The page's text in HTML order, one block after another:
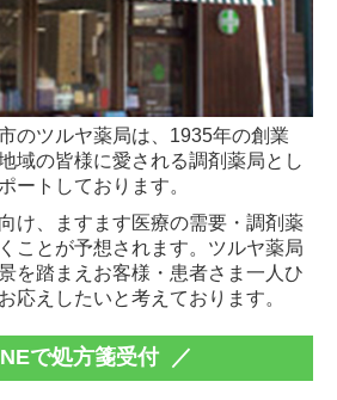
のツルヤ薬局は、1935年の創業
域の皆様に愛される調剤薬局とし
ートしております。
け、ますます医療の需要・調剤薬
ことが予想されます。ツルヤ薬局
を踏まえお客様・患者さま一人ひ
応えしたいと考えております。
で処方箋受付 ／